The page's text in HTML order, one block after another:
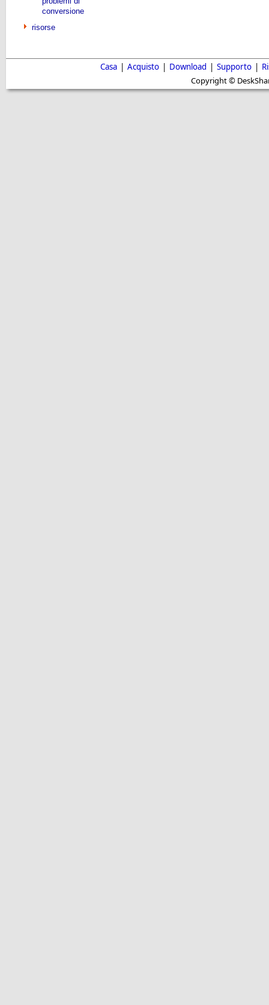
conversione
risorse
Casa | Acquisto | Download | Supporto |
Copyright ©